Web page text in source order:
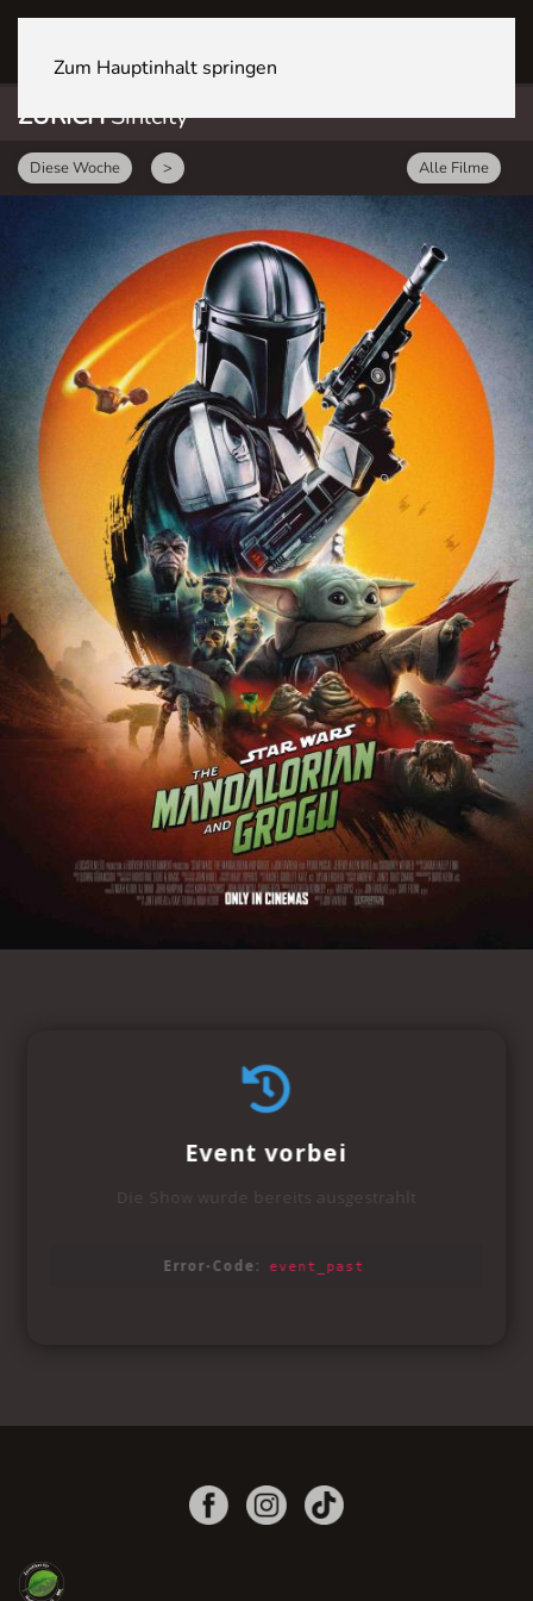
Zum Hauptinhalt springen
ZÜRICHSihlcity
Diese Woche > Alle Filme